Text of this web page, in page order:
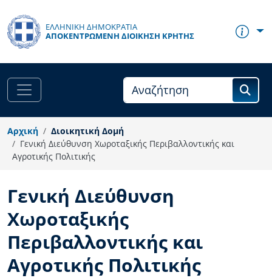
ΕΛΛΗΝΙΚΗ ΔΗΜΟΚΡΑΤΙΑ
ΑΠΟΚΕΝΤΡΩΜΈΝΗ ΔΙΟΊΚΗΣΗ ΚΡΉΤΗΣ
Αρχική
Διοικητική Δομή
Γενική Διεύθυνση Χωροταξικής Περιβαλλοντικής και
Αγροτικής Πολιτικής
Γενική Διεύθυνση
Χωροταξικής
Περιβαλλοντικής και
Αγροτικής Πολιτικής